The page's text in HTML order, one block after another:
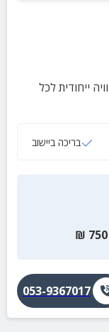
ייחודית לכל
בריכה ביישוב
750
₪
053-9367017